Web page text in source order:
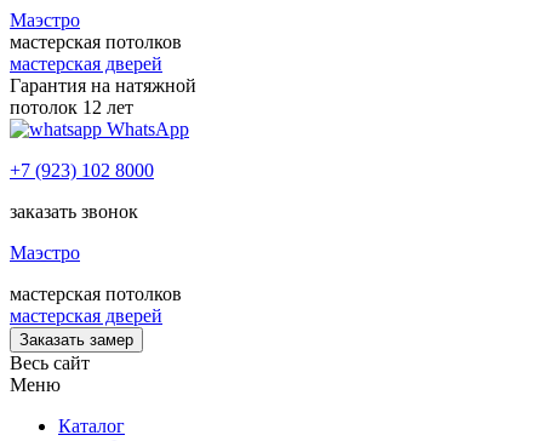
Маэстро
мастерская потолков
мастерская дверей
Гарантия на натяжной
потолок 12 лет
WhatsApp
+7 (923) 102 8000
заказать звонок
Маэстро
мастерская потолков
мастерская дверей
Заказать замер
Весь сайт
Меню
Каталог